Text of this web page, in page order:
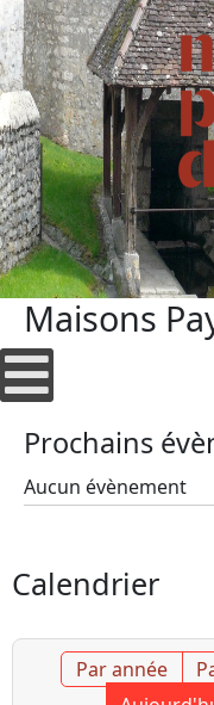
Maisons
Prochains
Aucun évènement
Calendrier
Par année